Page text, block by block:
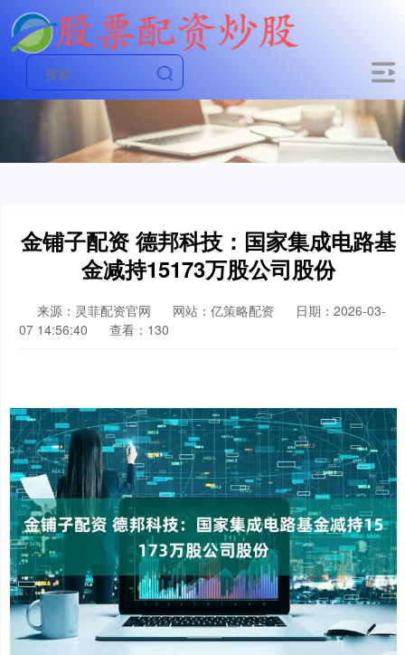
金铺子配资 德邦科技：国家集成电路基
金减持15173万股公司股份
来源：灵菲配资官网 网站：亿策略配资
日期：2026-03-
07 14:56:40
查看：130